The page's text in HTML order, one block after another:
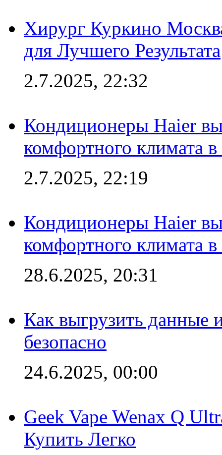
Хирург Куркино
для Лучшего Результата
2.7.2025, 22:32
Кондиционеры Haier
комфортного климата
2.7.2025, 22:19
Кондиционеры Haier
комфортного климата
28.6.2025, 20:31
Как выгрузить данные
безопасно
24.6.2025, 00:00
Geek Vape Wenax Q
Купить Легко